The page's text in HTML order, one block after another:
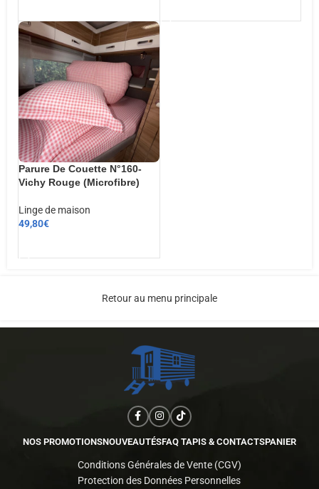
Parure De Couette N°160-
Vichy Rouge (Microfibre)
Linge de maison
49,80€
Retour au menu principale
NOS PROMOTIONSNOUVEAUTÉSFAQ TAPIS & CONTACTSPANIER
Conditions Générales de Vente (CGV)
Protection des Données Personnelles